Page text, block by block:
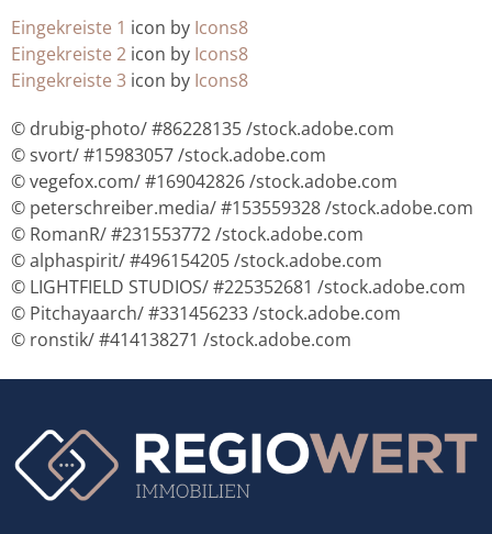
Eingekreiste 1 icon by Icons8
Eingekreiste 2 icon by Icons8
Eingekreiste 3 icon by Icons8
© drubig-photo/ #86228135 /stock.adobe.com
© svort/ #15983057 /stock.adobe.com
© vegefox.com/ #169042826 /stock.adobe.com
© peterschreiber.media/ #153559328 /stock.adobe.com
© RomanR/ #231553772 /stock.adobe.com
© alphaspirit/ #496154205 /stock.adobe.com
© LIGHTFIELD STUDIOS/ #225352681 /stock.adobe.com
© Pitchayaarch/ #331456233 /stock.adobe.com
© ronstik/ #414138271 /stock.adobe.com